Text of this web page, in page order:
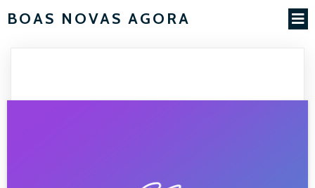
BOAS NOVAS AGORA